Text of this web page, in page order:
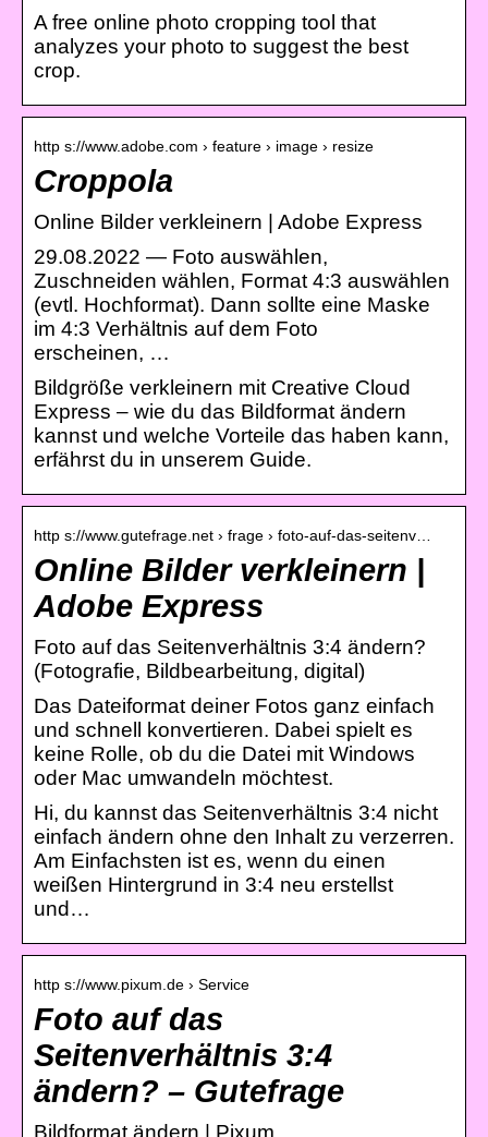
A free online photo cropping tool that
analyzes your photo to suggest the best
crop.
http s://www.adobe.com › feature › image › resize
Croppola
Online Bilder verkleinern | Adobe Express
29.08.2022 — Foto auswählen,
Zuschneiden wählen, Format 4:3 auswählen
(evtl. Hochformat). Dann sollte eine Maske
im 4:3 Verhältnis auf dem Foto
erscheinen, …
Bildgröße verkleinern mit Creative Cloud
Express – wie du das Bildformat ändern
kannst und welche Vorteile das haben kann,
erfährst du in unserem Guide.
http s://www.gutefrage.net › frage › foto-auf-das-seitenv…
Online Bilder verkleinern |
Adobe Express
Foto auf das Seitenverhältnis 3:4 ändern?
(Fotografie, Bildbearbeitung, digital)
Das Dateiformat deiner Fotos ganz einfach
und schnell konvertieren. Dabei spielt es
keine Rolle, ob du die Datei mit Windows
oder Mac umwandeln möchtest.
Hi, du kannst das Seitenverhältnis 3:4 nicht
einfach ändern ohne den Inhalt zu verzerren.
Am Einfachsten ist es, wenn du einen
weißen Hintergrund in 3:4 neu erstellst
und…
http s://www.pixum.de › Service
Foto auf das
Seitenverhältnis 3:4
ändern? – Gutefrage
Bildformat ändern | Pixum